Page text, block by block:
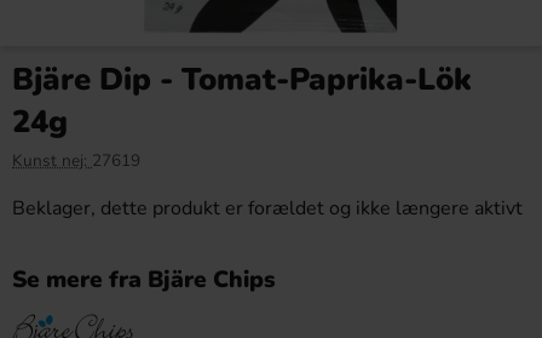
Bjäre Dip - Tomat-Paprika-Lök
24g
Kunst nej: 27619
Beklager, dette produkt er forældet og ikke længere aktivt
Se mere fra Bjäre Chips